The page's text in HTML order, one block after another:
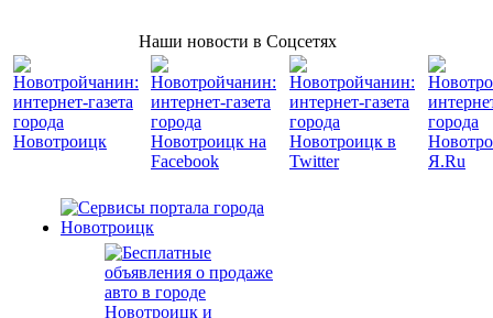
Наши новости в Соцсетях